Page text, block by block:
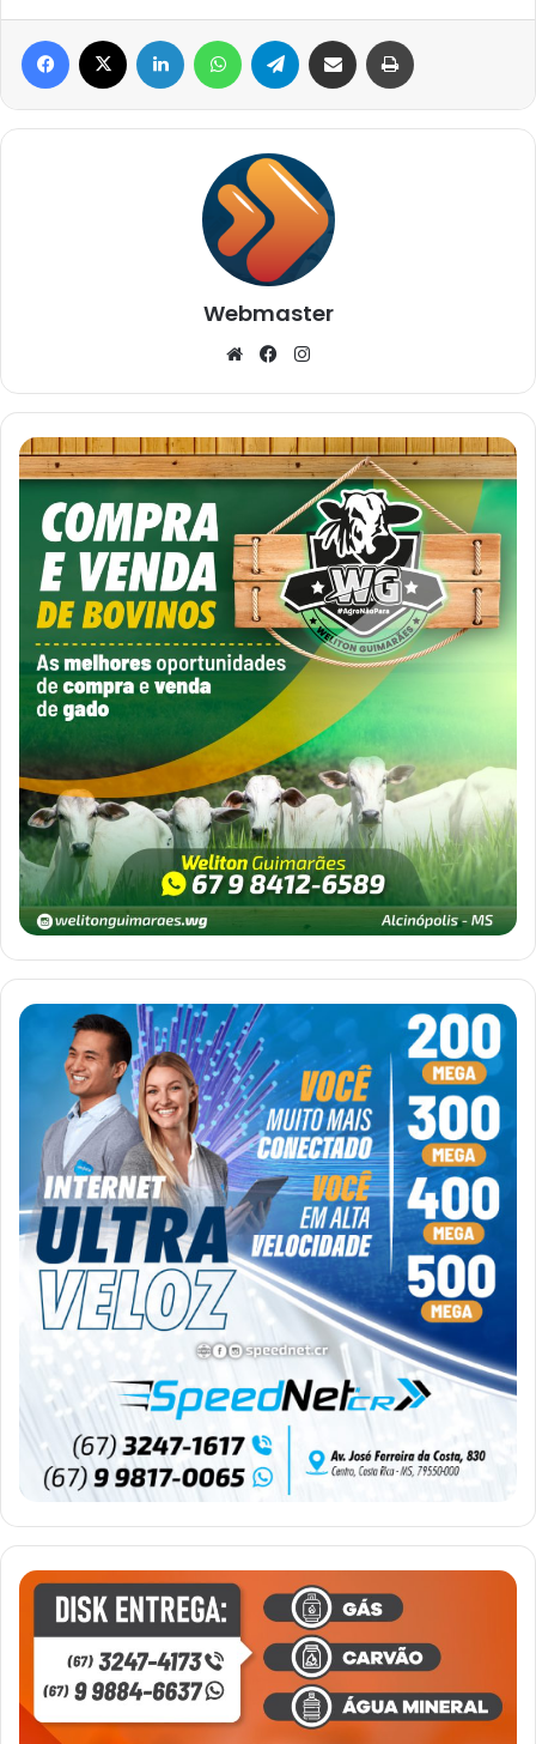
Facebook Linkedin WhatsAppTelegram Compartilhar via e-mail
Webmaster
WebsiteFacebook